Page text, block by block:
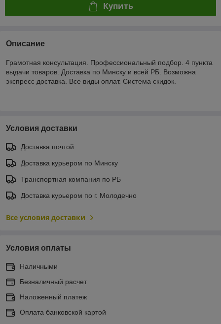
Купить
Описание
Грамотная консультация. Профессиональный подбор. 4 пункта
выдачи товаров. Доставка по Минску и всей РБ. Возможна
экспресс доставка. Все виды оплат. Система скидок.
Условия доставки
Доставка почтой
Доставка курьером по Минску
Транспортная компания по РБ
Доставка курьером по г. Молодечно
Все условия доставки
Условия оплаты
Наличными
Безналичный расчет
Наложенный платеж
Оплата банковской картой